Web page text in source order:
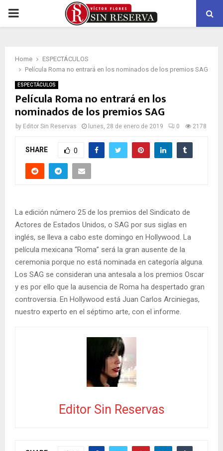
PRIMARY
Home
ESPECTÁCULOS
Película Roma no entrará en los nominados de los premios SAG
ESPECTÁCULOS
Película Roma no entrará en los
nominados de los premios SAG
by Editor Sin Reservas lunes, 28 de enero de 2019 0 2178
SHARE 0
La edición número 25 de los premios del Sindicato de
Actores de Estados Unidos, o SAG por sus siglas en
inglés, se lleva a cabo este domingo en Hollywood. La
película mexicana “Roma” será la gran ausente de la
ceremonia porque no está nominada en categoría alguna.
Los SAG se consideran una antesala a los premios Oscar
y es por ello que la ausencia de Roma ha despertado gran
controversia. En Hollywood está Juan Carlos Arciniegas,
nuestro experto en el séptimo arte, con el informe.
Editor Sin Reservas